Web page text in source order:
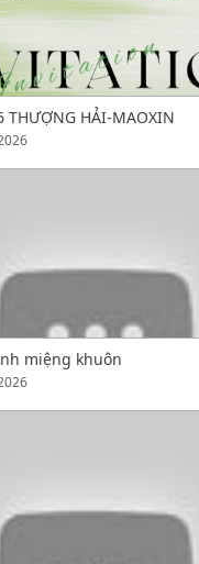
THƯỢNG HẢI-MAOXIN
miệng khuôn